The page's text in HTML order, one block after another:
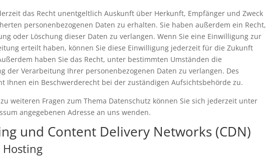
das Recht unentgeltlich Auskunft über Herkunft, Empfänger und Zweck
personenbezogenen Daten zu erhalten. Sie haben außerdem ein Recht,
oder Löschung dieser Daten zu verlangen. Wenn Sie eine Einwilligung zur
erteilt haben, können Sie diese Einwilligung jederzeit für die Zukunft
haben Sie das Recht, unter bestimmten Umständen die
der Verarbeitung Ihrer personenbezogenen Daten zu verlangen. Des
Ihnen ein Beschwerderecht bei der zuständigen Aufsichtsbehörde zu.
weiteren Fragen zum Thema Datenschutz können Sie sich jederzeit unter
angegebenen Adresse an uns wenden.
und Content Delivery Networks (CDN)
Hosting